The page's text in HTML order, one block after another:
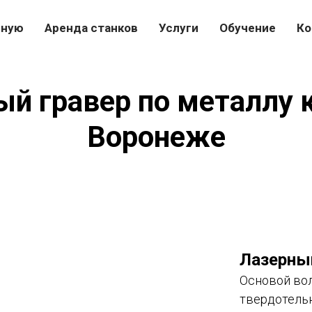
Аренда станков Услуги Обучение
гравер по металлу
Воронеже
Основой